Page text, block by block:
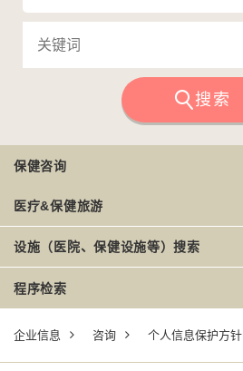
搜索
保健咨询
医疗&保健旅游
设施（医院、保健设施等）搜索
程序检索
企业信息 咨询 个人信息保护方针